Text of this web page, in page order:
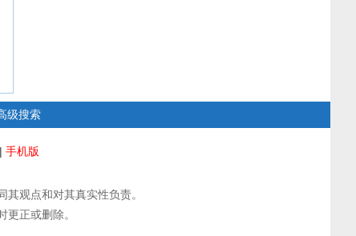
级搜索
| 手机版
观点和对其真实性负责。
正或删除。